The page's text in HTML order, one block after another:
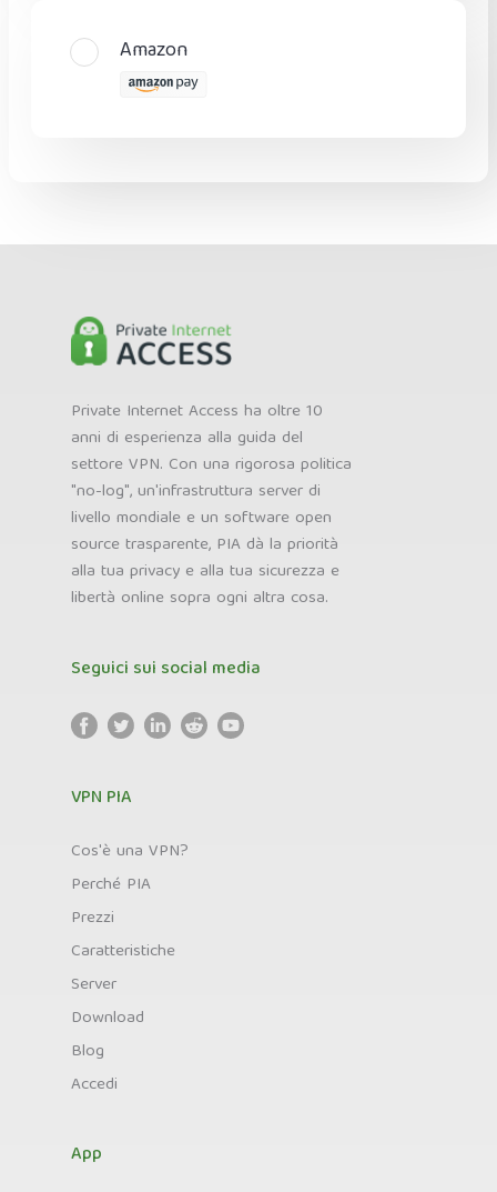
Amazon
Private Internet Access ha oltre 10
anni di esperienza alla guida del
settore VPN. Con una rigorosa politica
"no-log", un'infrastruttura server di
livello mondiale e un software open
source trasparente, PIA dà la priorità
alla tua privacy e alla tua sicurezza e
libertà online sopra ogni altra cosa.
Seguici sui social media
VPN PIA
Cos'è una VPN?
Perché PIA
Prezzi
Caratteristiche
Server
Download
Blog
Accedi
App